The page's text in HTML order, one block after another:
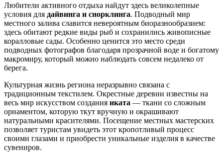
Любители активного отдыха найдут здесь великолепные
условия для дайвинга и снорклинга. Подводный мир
местного залива славится невероятным биоразнообразием:
здесь обитают редкие виды рыб и сохранились живописные
коралловые сады. Особенно ценится это место среди
подводных фотографов благодаря прозрачной воде и богатому
макромиру, который можно наблюдать совсем недалеко от
берега.
Культурная жизнь региона неразрывно связана с
традиционным текстилем. Окрестные деревни известны на
весь мир искусством создания иката — ткани со сложным
орнаментом, которую ткут вручную и окрашивают
натуральными красителями. Посещение местных мастерских
позволяет туристам увидеть этот кропотливый процесс
своими глазами и приобрести уникальные изделия в качестве
сувениров.